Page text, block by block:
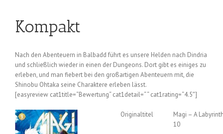
Kompakt
Nach den Abenteuern in Balbadd führt es unsere Helden nach Dindria
und schließlich wieder in einen der Dungeons. Dort gibt es einiges zu
erleben, und man fiebert bei den großartigen Abenteuern mit, die
Shinobu Ohtaka seine Charaktere erleben lässt.
[easyreview cat1title=“Bewertung“ cat1detail=“ “ cat1rating=“4.5″]
Originaltitel
Magi – A
10